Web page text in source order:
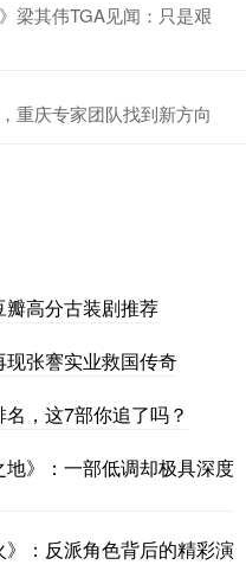
梁其伟TGA见闻：只是艰
重庆专家团队找到新方向
高分古装剧推荐
张謇实业救国传奇
，这7部你追了吗？
》：一部低调却极具深度
：反派角色背后的精彩演